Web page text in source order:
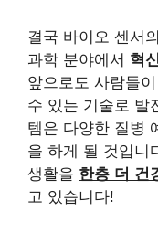
결국 바이오 센서
과학 분야에서 혁
앞으로도 사람들
수 있는 기술로 발
템은 다양한 질병
을 하게 될 것입니
생활을 한층 더 건
고 있습니다!